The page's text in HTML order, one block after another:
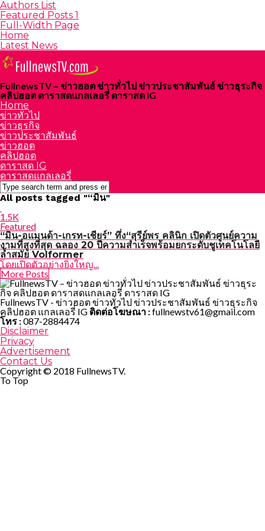
Authors List
Featured Posts 1
Full-Width Page
Home
Latest News
FullnewsTV – ข่าวฮอต ข่าวทั่วไป ข่าวประชาสัมพันธ์ ข่าวธุระกิจ
คลิปฮอต ดาราสดแกลเลอรี่ ดาราสด IG
Home
ข่าวทั่วไป
ข่าวธุรกิจ
ข่าวประชาสัมพันธ์
ข่าวฮอต
คลิปฮอต
ดาราสด IG
ดาราสดแกลเลอรี่
All posts tagged "“มิน"
1.5K
Featured
“มิน-อแมนด้า-เกรท-เชียร์” ทึ่ง“สุรีย์พร คลินิก เปิดตัวศูนย์ความ
งามที่สูงที่สุด ฉลอง 20 ปีความสำเร็จพร้อมยกระดับชูเทคโนโลยี
ล้ำสมัย Volformer
โดยเปิดตัวอย่างยิ่งใหญ...
More Posts
FullnewsTV - ข่าวฮอต ข่าวทั่วไป ข่าวประชาสัมพันธ์ ข่าวธุระกิจ
คลิปฮอต แกลเลอรี่ IG ติดต่อโฆษณา :fullnewstv61@gmail.com
โทร :087-2884474
Disclaimer
Privacy
Advertisement
Contact Us
Copyright © 2018 FullnewsTV.
To Top